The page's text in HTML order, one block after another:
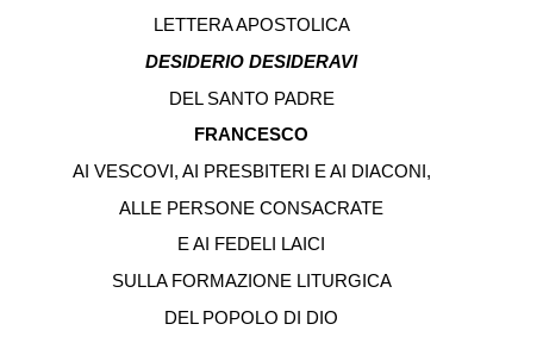
LETTERA APOSTOLICA
DESIDERIO DESIDERAVI
DEL SANTO PADRE
FRANCESCO
AI VESCOVI, AI PRESBITERI E AI DIACONI,
ALLE PERSONE CONSACRATE
E AI FEDELI LAICI
SULLA FORMAZIONE LITURGICA
DEL POPOLO DI DIO